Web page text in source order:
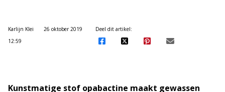
Karlijn Klei
26 oktober 2019
12:59
Deel dit artikel:
Kunstmatige stof opabactine maakt gewassen